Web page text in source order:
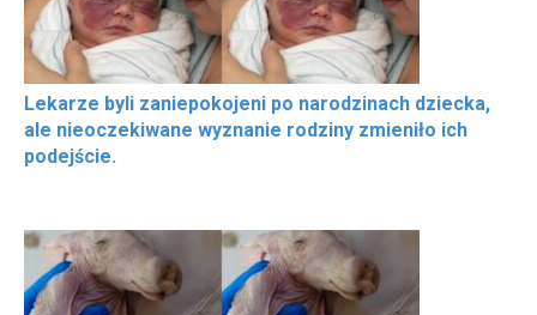
Lekarze byli zaniepokojeni po narodzinach dziecka,
ale nieoczekiwane wyznanie rodziny zmieniło ich
podejście.